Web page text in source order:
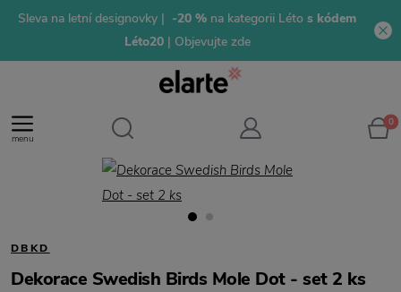
Sleva na letní designovky | -20 % na kategorii Léto s kódem
Léto20 | Objevujte zde
menu
0
DBKD
Dekorace Swedish Birds Mole Dot - set 2 ks